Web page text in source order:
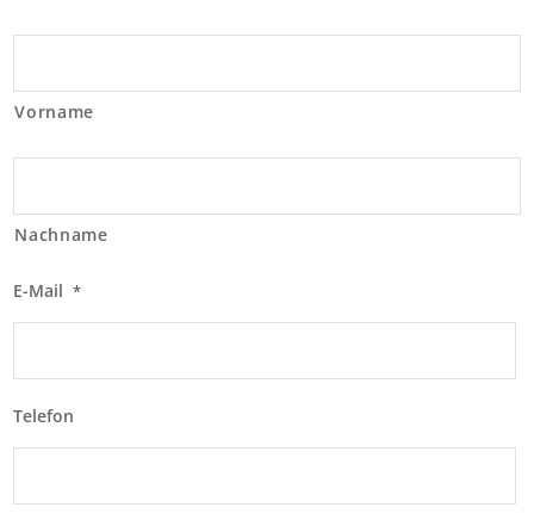
Vorname
Nachname
E-Mail *
Telefon